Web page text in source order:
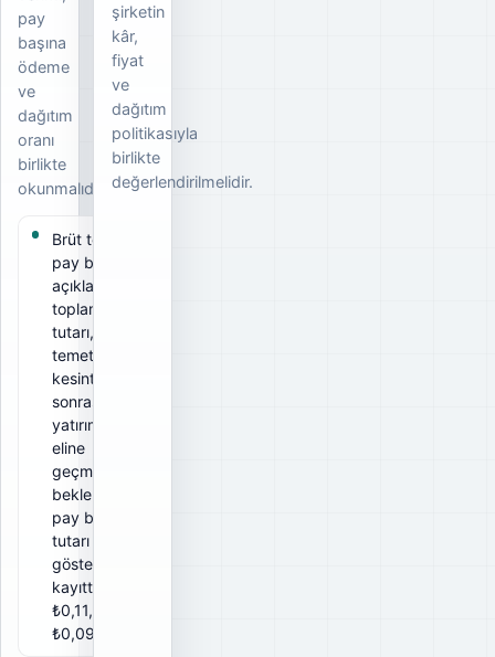
pay
başına
ödeme
ve
dağıtım
oranı
birlikte
okunmalıdır.
Brüt temettü
pay başına
açıklanan
toplam
tutarı, net
temettü ise
kesintiler
sonrası
yatırımcının
eline
geçmesi
beklenen
pay başına
tutarı
gösterir. Bu
kayıtta brüt
₺0,11, net
₺0,099.
şirketin
kâr,
fiyat
ve
dağıtım
politikasıyla
birlikte
değerlendirilmelidir.